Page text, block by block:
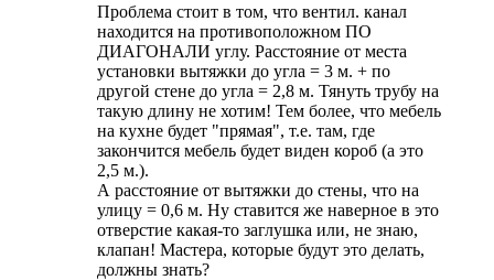
Проблема стоит в том, что вентил. канал
находится на противоположном ПО
ДИАГОНАЛИ углу. Расстояние от места
установки вытяжки до угла = 3 м. + по
другой стене до угла = 2,8 м. Тянуть трубу на
такую длину не хотим! Тем более, что мебель
на кухне будет "прямая", т.е. там, где
закончится мебель будет виден короб (а это
2,5 м.).
А расстояние от вытяжки до стены, что на
улицу = 0,6 м. Ну ставится же наверное в это
отверстие какая-то заглушка или, не знаю,
клапан! Мастера, которые будут это делать,
должны знать?